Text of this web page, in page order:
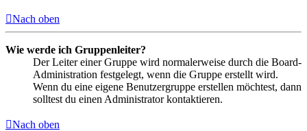
Nach oben
Wie werde ich Gruppenleiter?
Der Leiter einer Gruppe wird normalerweise durch die Board-
Administration festgelegt, wenn die Gruppe erstellt wird.
Wenn du eine eigene Benutzergruppe erstellen möchtest, dann
solltest du einen Administrator kontaktieren.
Nach oben